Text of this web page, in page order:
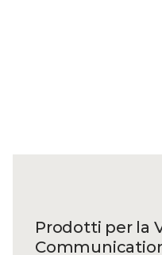
Prodotti per la